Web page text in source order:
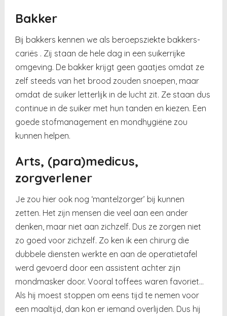
Bakker
Bij bakkers kennen we als beroepsziekte bakkers-
cariës . Zij staan de hele dag in een suikerrijke
omgeving. De bakker krijgt geen gaatjes omdat ze
zelf steeds van het brood zouden snoepen, maar
omdat de suiker letterlijk in de lucht zit. Ze staan dus
continue in de suiker met hun tanden en kiezen. Een
goede stofmanagement en mondhygiëne zou
kunnen helpen.
Arts, (para)medicus,
zorgverlener
Je zou hier ook nog ‘mantelzorger’ bij kunnen
zetten. Het zijn mensen die veel aan een ander
denken, maar niet aan zichzelf. Dus ze zorgen niet
zo goed voor zichzelf. Zo ken ik een chirurg die
dubbele diensten werkte en aan de operatietafel
werd gevoerd door een assistent achter zijn
mondmasker door. Vooral toffees waren favoriet…
Als hij moest stoppen om eens tijd te nemen voor
een maaltijd, dan kon er iemand overlijden. Dus hij